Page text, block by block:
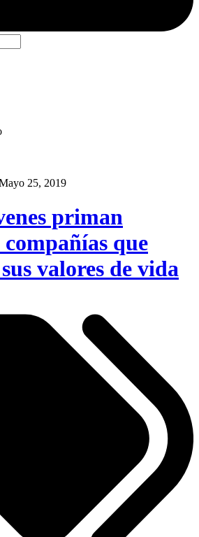
25, 2019
priman
que
valores de vida